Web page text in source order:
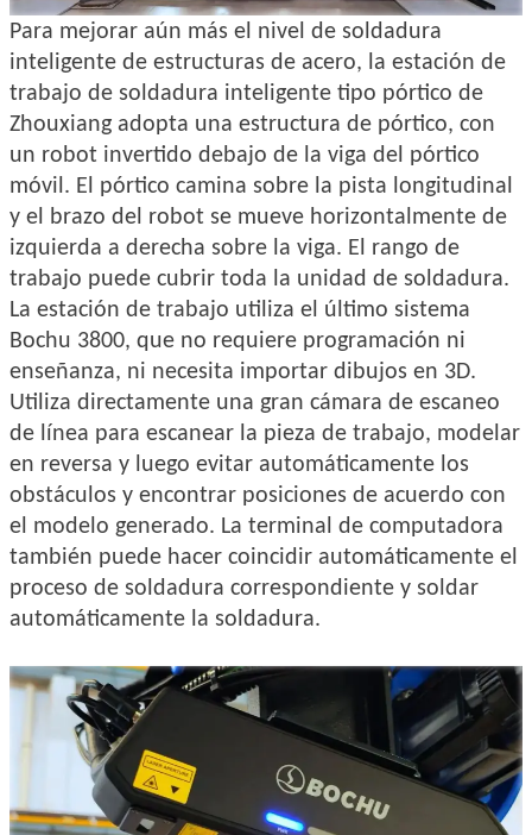
Para mejorar aún más el nivel de soldadura
inteligente de estructuras de acero, la estación de
trabajo de soldadura inteligente tipo pórtico de
Zhouxiang adopta una estructura de pórtico, con
un robot invertido debajo de la viga del pórtico
móvil. El pórtico camina sobre la pista longitudinal
y el brazo del robot se mueve horizontalmente de
izquierda a derecha sobre la viga. El rango de
trabajo puede cubrir toda la unidad de soldadura.
La estación de trabajo utiliza el último sistema
Bochu 3800, que no requiere programación ni
enseñanza, ni necesita importar dibujos en 3D.
Utiliza directamente una gran cámara de escaneo
de línea para escanear la pieza de trabajo, modelar
en reversa y luego evitar automáticamente los
obstáculos y encontrar posiciones de acuerdo con
el modelo generado. La terminal de computadora
también puede hacer coincidir automáticamente el
proceso de soldadura correspondiente y soldar
automáticamente la soldadura.